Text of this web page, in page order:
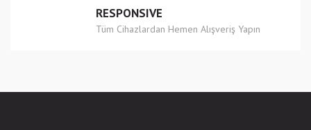
RESPONSIVE
Tüm Cihazlardan Hemen Alışveriş Yapın